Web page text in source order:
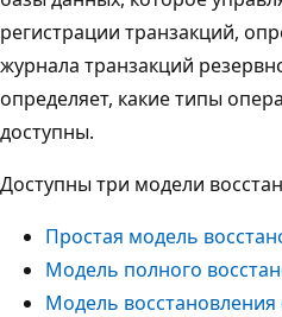
регистрации транзакций,
журнала транзакций
определяет, какие типы
доступны.
Доступны три модели
Простая модель
Модель полного
Модель